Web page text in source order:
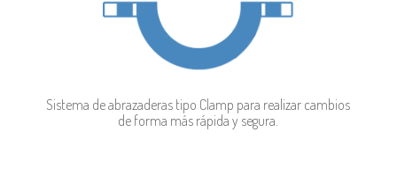
Sistema de abrazaderas tipo Clamp para realizar cambios
de forma más rápida y segura.